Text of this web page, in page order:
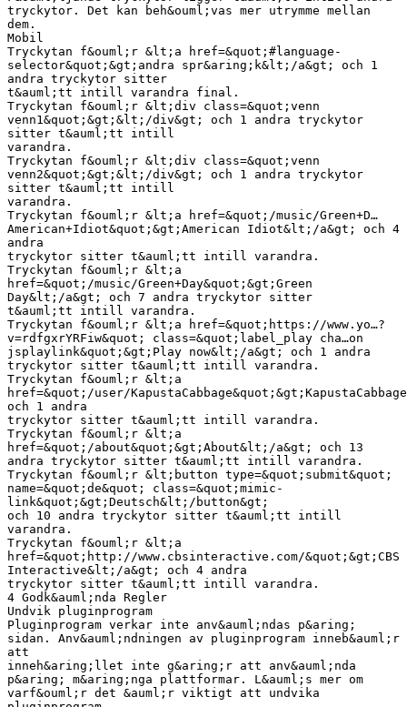
tryckytor. Det kan beh&ouml;vas mer utrymme mellan
dem.
Mobil
Tryckytan f&ouml;r &lt;a href=&quot;#language-
selector&quot;&gt;andra spr&aring;k&lt;/a&gt; och 1
andra tryckytor sitter
t&auml;tt intill varandra final.
Tryckytan f&ouml;r &lt;div class=&quot;venn
venn1&quot;&gt;&lt;/div&gt; och 1 andra tryckytor
sitter t&auml;tt intill
varandra.
Tryckytan f&ouml;r &lt;div class=&quot;venn
venn2&quot;&gt;&lt;/div&gt; och 1 andra tryckytor
sitter t&auml;tt intill
varandra.
Tryckytan f&ouml;r &lt;a href=&quot;/music/Green+D…
American+Idiot&quot;&gt;American Idiot&lt;/a&gt; och 4
andra
tryckytor sitter t&auml;tt intill varandra.
Tryckytan f&ouml;r &lt;a
href=&quot;/music/Green+Day&quot;&gt;Green
Day&lt;/a&gt; och 7 andra tryckytor sitter
t&auml;tt intill varandra.
Tryckytan f&ouml;r &lt;a href=&quot;https://www.yo…?
v=rdfgxrYRFiw&quot; class=&quot;label_play cha…on
jsplaylink&quot;&gt;Play now&lt;/a&gt; och 1 andra
tryckytor sitter t&auml;tt intill varandra.
Tryckytan f&ouml;r &lt;a
href=&quot;/user/
och 1 andra
tryckytor sitter t&auml;tt intill varandra.
Tryckytan f&ouml;r &lt;a
href=&quot;/about&quot;&gt;About&lt;/a&gt; och 13
andra tryckytor sitter t&auml;tt intill varandra.
Tryckytan f&ouml;r &lt;button type=&quot;submit&quot;
name=&quot;de&quot; class=&quot;mimic-
link&quot;&gt;Deutsch&lt;/button&gt;
och 10 andra tryckytor sitter t&auml;tt intill
varandra.
Tryckytan f&ouml;r &lt;a
href=&quot;http://www.cbsinteractive.com/&quot;&gt;CBS
Interactive&lt;/a&gt; och 4 andra
tryckytor sitter t&auml;tt intill varandra.
4 Godk&auml;nda Regler
Undvik pluginprogram
Pluginprogram verkar inte anv&auml;ndas p&aring;
sidan. Anv&auml;ndningen av pluginprogram inneb&auml;r
att
inneh&aring;llet inte g&aring;r att anv&auml;nda
p&aring; m&aring;nga plattformar. L&auml;s mer om
varf&ouml;r det &auml;r viktigt att undvika